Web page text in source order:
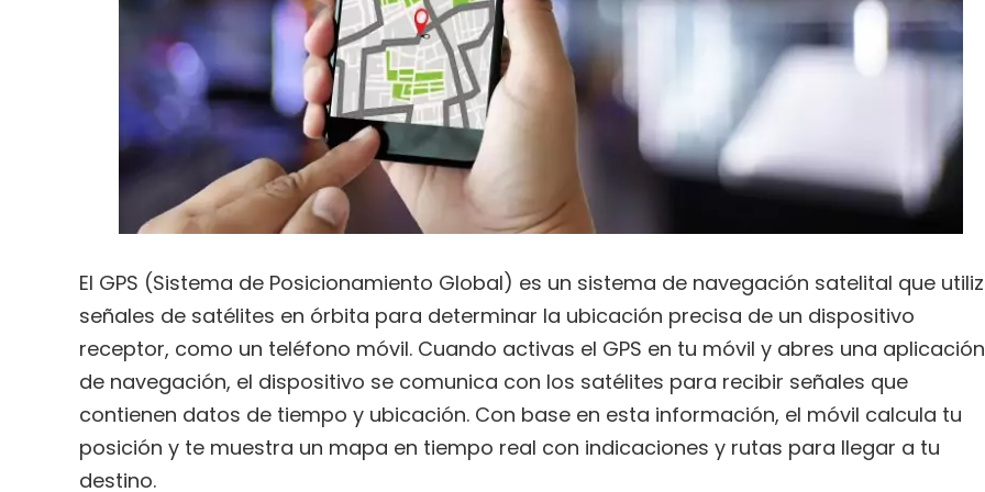
El GPS (Sistema de Posicionamiento Global) es un sistema de navegación satelital que
señales de satélites en órbita para determinar la ubicación precisa de un dispositivo
receptor, como un teléfono móvil. Cuando activas el GPS en tu móvil y abres una aplicación
de navegación, el dispositivo se comunica con los satélites para recibir señales que
contienen datos de tiempo y ubicación. Con base en esta información, el móvil calcula tu
posición y te muestra un mapa en tiempo real con indicaciones y rutas para llegar a tu
destino.